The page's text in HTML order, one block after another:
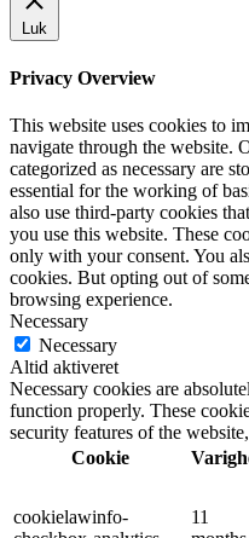
Luk
Privacy Overview
This website uses cookies to
navigate through the website.
categorized as necessary are
essential for the working of
also use third-party cookies
you use this website. These
only with your consent. You
cookies. But opting out of
browsing experience.
Necessary
Necessary
Altid aktiveret
Necessary cookies are
function properly. These
security features of the
Cookie
cookielawinfo-
11